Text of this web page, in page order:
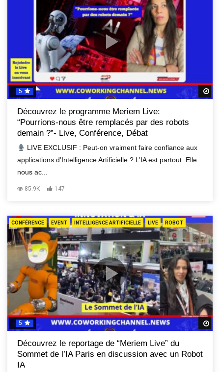
5
Découvrez le programme Meriem Live:
“Pourrions-nous être remplacés par des robots
demain ?”- Live, Conférence, Débat
LIVE EXCLUSIF : Peut-on vraiment faire confiance aux
applications d’Intelligence Artificielle ? L’IA est partout. Elle
nous ac...
85.9K 147
CONFÉRENCE EVENT INTELLIGENCE ARTIFICIELLE LIVE ROBOT
5
Découvrez le reportage de “Meriem Live” du
Sommet de l’IA Paris en discussion avec un Robot
IA